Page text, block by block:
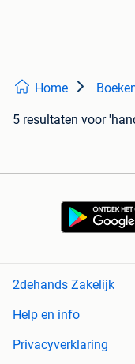
Home
5 resultaten voor
2dehands Zakelijk
Help en info
Privacyverklaring